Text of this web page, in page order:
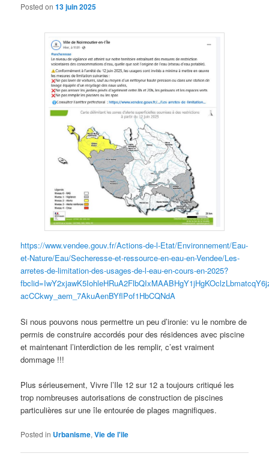
Posted on13 juin 2025
https://www.vendee.gouv.fr/Actions-de-l-Etat/Environnement/Eau-
et-Nature/Eau/Secheresse-et-ressource-en-eau-en-Vendee/Les-
arretes-de-limitation-des-usages-de-l-eau-en-cours-en-2025?
acCCkwy_aem_7AkuAenBYflPof1HbCQNdA
Si nous pouvons nous permettre un peu d’ironie: vu le nombre de
permis de construire accordés pour des résidences avec piscine
et maintenant l’interdiction de les remplir, c’est vraiment
dommage !!!
Plus sérieusement, Vivre l’Ile 12 sur 12 a toujours critiqué les
trop nombreuses autorisations de construction de piscines
particulières sur une île entourée de plages magnifiques.
Posted in Urbanisme,Vie de l'ile